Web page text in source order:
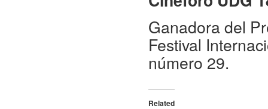
Ganadora del
Festival
número 29.
Related